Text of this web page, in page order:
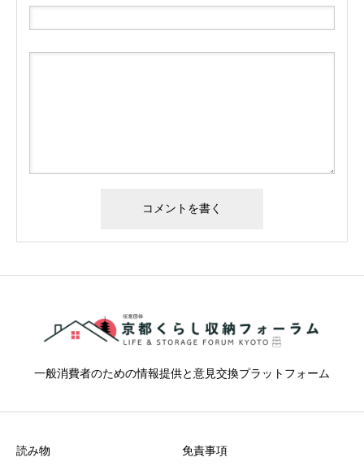
一般消費者のための情報提供と意見交換プラットフォーム
読み物 免責事項